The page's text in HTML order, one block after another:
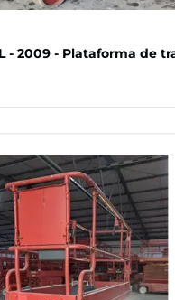
- 2009 - Plataforma de